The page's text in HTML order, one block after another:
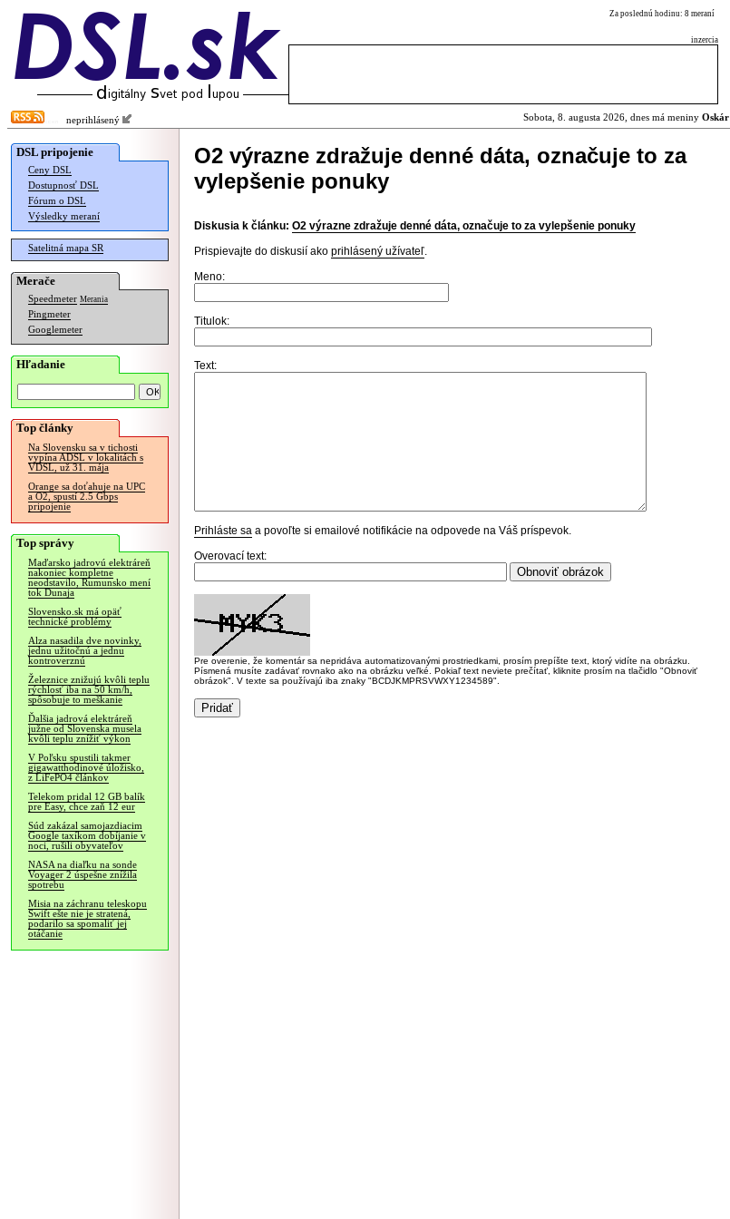
Za poslednú hodinu: 8 meraní
inzercia
neprihlásený Sobota, 8. augusta 2026, dnes má meniny Oskár
DSL pripojenie
Ceny DSL
Dostupnosť DSL
Fórum o DSL
Výsledky meraní
Satelitná mapa SR
Merače
Speedmeter Merania
Pingmeter
Googlemeter
Hľadanie
Top články
Na Slovensku sa v tichosti
vypína ADSL v lokalitách s
VDSL, už 31. mája
Orange sa doťahuje na UPC
a O2, spustí 2.5 Gbps
pripojenie
Top správy
Maďarsko jadrovú elektráreň
nakoniec kompletne
neodstavilo, Rumunsko mení
tok Dunaja
Slovensko.sk má opäť
technické problémy
Alza nasadila dve novinky,
jednu užitočnú a jednu
kontroverznú
Železnice znižujú kvôli teplu
rýchlosť iba na 50 km/h,
spôsobuje to meškanie
Ďalšia jadrová elektráreň
južne od Slovenska musela
kvôli teplu znížiť výkon
V Poľsku spustili takmer
gigawatthodinové úložisko,
z LiFePO4 článkov
Telekom pridal 12 GB balík
pre Easy, chce zaň 12 eur
Súd zakázal samojazdiacim
Google taxíkom dobíjanie v
noci, rušili obyvateľov
NASA na diaľku na sonde
Voyager 2 úspešne znížila
spotrebu
Misia na záchranu teleskopu
Swift ešte nie je stratená,
podarilo sa spomaliť jej
otáčanie
O2 výrazne zdražuje denné dáta, označuje to za
vylepšenie ponuky
Diskusia k článku: O2 výrazne zdražuje denné dáta, označuje to za vylepšenie ponuky
Prispievajte do diskusií ako prihlásený užívateľ.
Meno:
Titulok:
Text:
Prihláste sa a povoľte si emailové notifikácie na odpovede na Váš príspevok.
Overovací text:
Pre overenie, že komentár sa nepridáva automatizovanými prostriedkami, prosím prepíšte text, ktorý vidíte na obrázku.
Písmená musíte zadávať rovnako ako na obrázku veľké. Pokiaľ text neviete prečítať, kliknite prosím na tlačidlo "Obnoviť
obrázok". V texte sa používajú iba znaky "BCDJKMPRSVWXY1234589".